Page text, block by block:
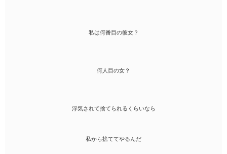
私は何番目の彼女？
何人目の女？
浮気されて捨てられるくらいなら
私から捨ててやるんだ